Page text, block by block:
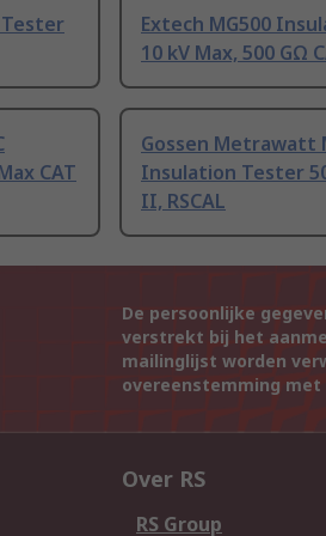
Extech MG500
10 kV Max, 500 GΩ
CAT
Gossen Metrawatt
Insulation Tester
II, RSCAL
De persoonlijke
verstrekt bij het
mailinglijst worden
overeenstemming met
Over RS
RS Group